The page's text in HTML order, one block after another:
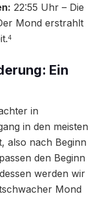
22:55 Uhr – Die
Mond erstrahlt
4
Ein
in
in den meisten
also nach Beginn
den Beginn
werden wir
Mond